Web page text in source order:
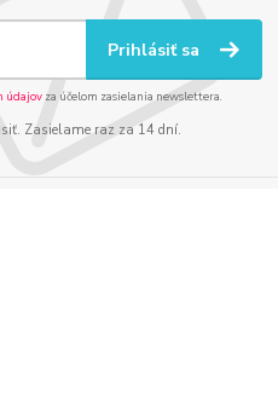
Prihlásiť sa
údajov za účelom zasielania newslettera.
Zasielame raz za 14 dní.